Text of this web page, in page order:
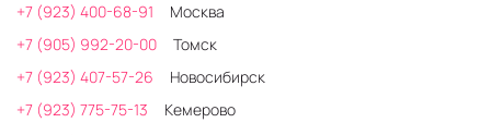
+7 (923) 400-68-91
Москва
+7 (905) 992-20-00
Томск
+7 (923) 407-57-26
Новосибирск
+7 (923) 775-75-13
Кемерово